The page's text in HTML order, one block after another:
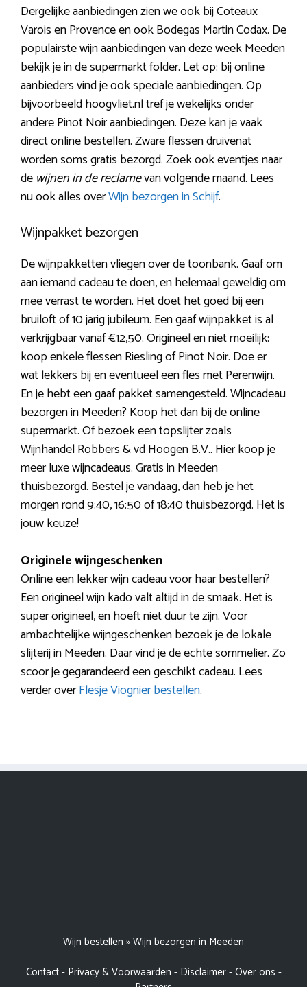
Dergelijke aanbiedingen zien we ook bij Coteaux
Varois en Provence en ook Bodegas Martin Codax. De
populairste wijn aanbiedingen van deze week Meeden
bekijk je in de supermarkt folder. Let op: bij online
aanbieders vind je ook speciale aanbiedingen. Op
bijvoorbeeld hoogvliet.nl tref je wekelijks onder
andere Pinot Noir aanbiedingen. Deze kan je vaak
direct online bestellen. Zware flessen druivenat
worden soms gratis bezorgd. Zoek ook eventjes naar
de wijnen in de reclamevan volgende maand. Lees
nu ook alles overWijn bezorgen in Schijf.
Wijnpakket bezorgen
De wijnpakketten vliegen over de toonbank. Gaaf om
aan iemand cadeau te doen, en helemaal geweldig om
mee verrast te worden. Het doet het goed bij een
bruiloft of 10 jarig jubileum. Een gaaf wijnpakket is al
verkrijgbaar vanaf €12,50. Origineel en niet moeilijk:
koop enkele flessen Riesling of Pinot Noir. Doe er
wat lekkers bij en eventueel een fles met Perenwijn.
En je hebt een gaaf pakket samengesteld. Wijncadeau
bezorgen in Meeden? Koop het dan bij de online
supermarkt. Of bezoek een topslijter zoals
Wijnhandel Robbers & vd Hoogen B.V.. Hier koop je
meer luxe wijncadeaus. Gratis in Meeden
thuisbezorgd. Bestel je vandaag, dan heb je het
morgen rond 9:40, 16:50 of 18:40 thuisbezorgd. Het is
jouw keuze!
Originele wijngeschenken
Online een lekker wijn cadeau voor haar bestellen?
Een origineel wijn kado valt altijd in de smaak. Het is
super origineel, en hoeft niet duur te zijn. Voor
ambachtelijke wijngeschenken bezoek je de lokale
slijterij in Meeden. Daar vind je de echte sommelier. Zo
scoor je gegarandeerd een geschikt cadeau. Lees
verder overFlesje Viognier bestellen.
Wijn bestellen »Wijn bezorgen in Meeden
Contact- Privacy & Voorwaarden - Disclaimer-Over ons -